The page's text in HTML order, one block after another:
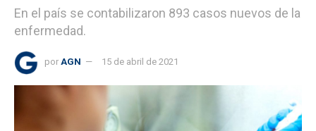
En el país se contabilizaron 893 casos nuevos de la
enfermedad.
por AGN 15 de abril de 2021